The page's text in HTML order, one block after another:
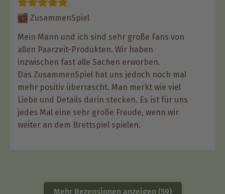
ZusammenSpiel
Mein Mann und ich sind sehr große Fans von
allen Paarzeit-Produkten. Wir haben
inzwischen fast alle Sachen erworben.
Das ZusammenSpiel hat uns jedoch noch mal
mehr positiv überrascht. Man merkt wie viel
Liebe und Details darin stecken. Es ist für uns
jedes Mal eine sehr große Freude, wenn wir
weiter an dem Brettspiel spielen.
Mehr Rezensionen anzeigen (59)